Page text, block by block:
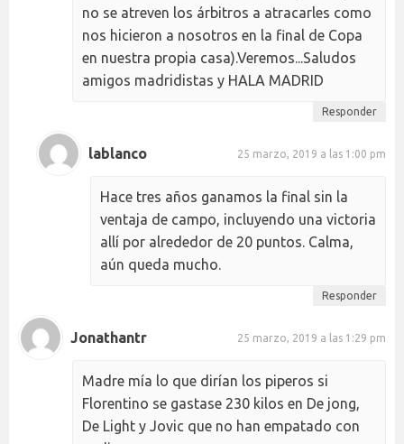
no se atreven los árbitros a atracarles como
nos hicieron a nosotros en la final de Copa
en nuestra propia casa).Veremos...Saludos
amigos madridistas y HALA MADRID
Responder
lablanco 25 marzo, 2019 a las 1:00 pm
Hace tres años ganamos la final sin la
ventaja de campo, incluyendo una victoria
allí por alrededor de 20 puntos. Calma,
aún queda mucho.
Responder
Jonathantr 25 marzo, 2019 a las 1:29 pm
Madre mía lo que dirían los piperos si
Florentino se gastase 230 kilos en De jong,
De Light y Jovic que no han empatado con